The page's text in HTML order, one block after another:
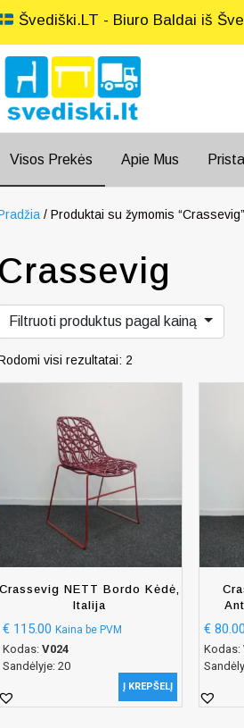
Švediški.LT - Biuro Baldai iš
Visos Prekės Apie Mus
/ Produktai su žymomis “Crassevig”
Crassevig
Filtruoti produktus pagal kainą
visi rezultatai: 2
Crassevig NETT Bordo Kėdė,
Italija
€ 115.00 Kaina be PVM
Kodas: V024
Sandėlyje: 20
Į KREPŠELĮ
€80.00
Kodas: